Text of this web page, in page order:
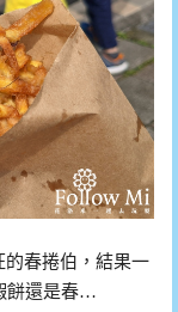
的春捲伯，結果一
餅還是春…